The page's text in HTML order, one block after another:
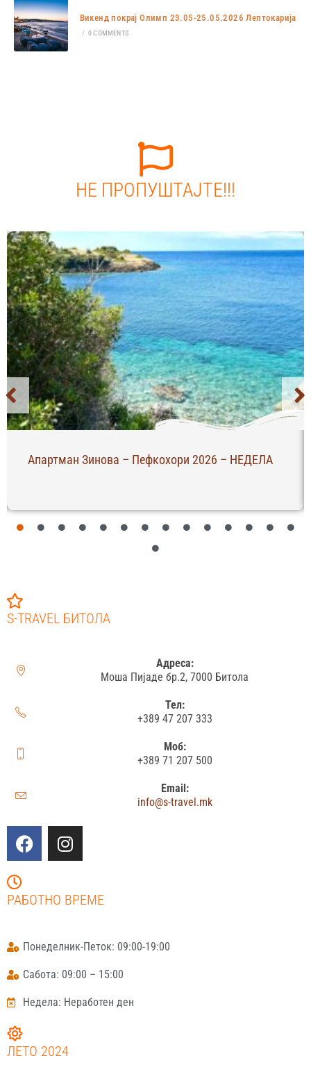
Викенд покрај Олимп 23.05-25.05.2026 Лептокарија
/ 0 COMMENTS
НЕ ПРОПУШТАЈТЕ!!!
Апартман Зинова – Пефкохори 2026 – НЕДЕЛА
S-TRAVEL БИТОЛА
Адреса:
Моша Пијаде бр.2, 7000 Битола
Тел:
+389 47 207 333
Моб:
+389 71 207 500
Email:
info@s-travel.mk
РАБОТНО ВРЕМЕ
Понеделник-Петок: 09:00-19:00
Сабота: 09:00 – 15:00
Недела: Неработен ден
ЛЕТО 2024